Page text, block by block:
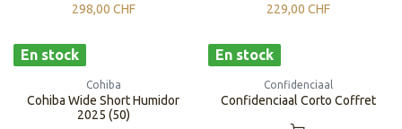
298,00 CHF 229,00 CHF
En stock
Cohiba
Cohiba Wide Short Humidor
2025 (50)
En stock
Confidenciaal
Confidenciaal Corto Coffret